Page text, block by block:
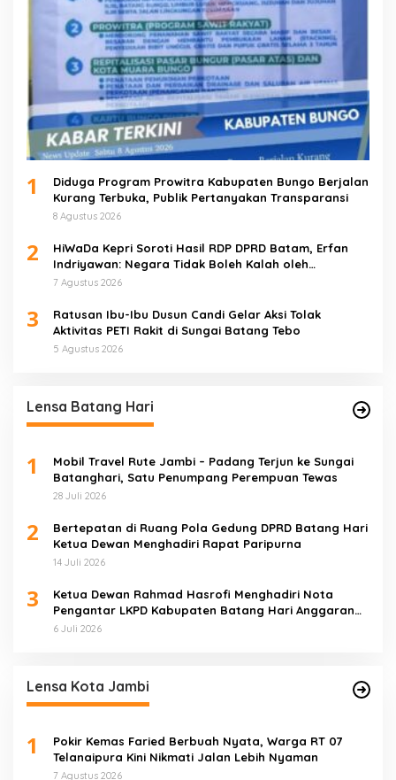
1
Diduga Program Prowitra Kabupaten Bungo Berjalan
Kurang Terbuka, Publik Pertanyakan Transparansi
8 Agustus 2026
2
HiWaDa Kepri Soroti Hasil RDP DPRD Batam, Erfan
Indriyawan: Negara Tidak Boleh Kalah oleh
Maladministrasi
7 Agustus 2026
3
Ratusan Ibu-Ibu Dusun Candi Gelar Aksi Tolak
Aktivitas PETI Rakit di Sungai Batang Tebo
5 Agustus 2026
Lensa Batang Hari
1
Mobil Travel Rute Jambi – Padang Terjun ke Sungai
Batanghari, Satu Penumpang Perempuan Tewas
28 Juli 2026
2
Bertepatan di Ruang Pola Gedung DPRD Batang Hari
Ketua Dewan Menghadiri Rapat Paripurna
14 Juli 2026
3
Ketua Dewan Rahmad Hasrofi Menghadiri Nota
Pengantar LKPD Kabupaten Batang Hari Anggaran
2025
6 Juli 2026
Lensa Kota Jambi
1
Pokir Kemas Faried Berbuah Nyata, Warga RT 07
Telanaipura Kini Nikmati Jalan Lebih Nyaman
7 Agustus 2026